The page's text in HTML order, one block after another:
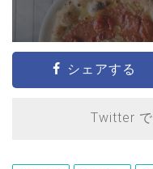
シェアする
Twitter で